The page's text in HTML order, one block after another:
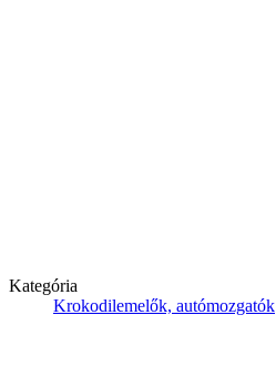
Kategória
Krokodilemelők, autómozgatók